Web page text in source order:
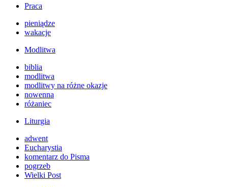
Praca
pieniądze
wakacje
Modlitwa
biblia
modlitwa
modlitwy na różne okazje
nowenna
różaniec
Liturgia
adwent
Eucharystia
komentarz do Pisma
pogrzeb
Wielki Post